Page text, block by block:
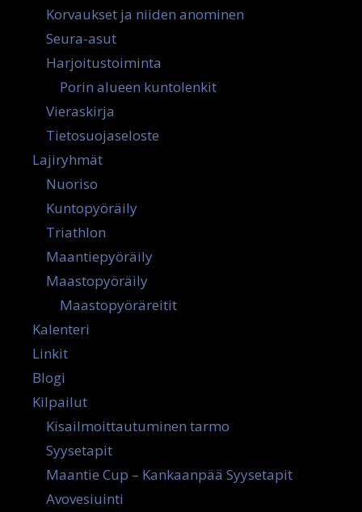
Korvaukset ja niiden anominen
Seura-asut
Harjoitustoiminta
Porin alueen kuntolenkit
Vieraskirja
Tietosuojaseloste
Lajiryhmät
Nuoriso
Kuntopyöräily
Triathlon
Maantiepyöräily
Maastopyöräily
Maastopyöräreitit
Kalenteri
Linkit
Blogi
Kilpailut
Kisailmoittautuminen tarmo
Syysetapit
Maantie Cup – Kankaanpää Syysetapit
Avovesiuinti